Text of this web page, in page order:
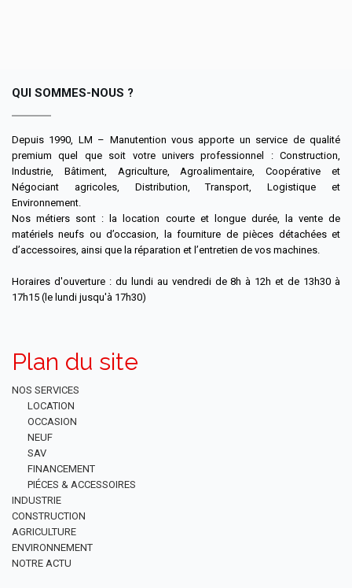
QUI SOMMES-NOUS ?
Depuis 1990, LM – Manutention vous apporte un service de qualité
premium quel que soit votre univers professionnel : Construction,
Industrie, Bâtiment, Agriculture, Agroalimentaire, Coopérative et
Négociant agricoles, Distribution, Transport, Logistique et
Environnement.
Nos métiers sont : la location courte et longue durée, la vente de
matériels neufs ou d’occasion, la fourniture de pièces détachées et
d’accessoires, ainsi que la réparation et l’entretien de vos machines.
Horaires d'ouverture : du lundi au vendredi de 8h à 12h et de 13h30 à
17h15 (le lundi jusqu'à 17h30)
Plan du site
NOS SERVICES
LOCATION
OCCASION
NEUF
SAV
FINANCEMENT
PIÉCES & ACCESSOIRES
INDUSTRIE
CONSTRUCTION
AGRICULTURE
ENVIRONNEMENT
NOTRE ACTU